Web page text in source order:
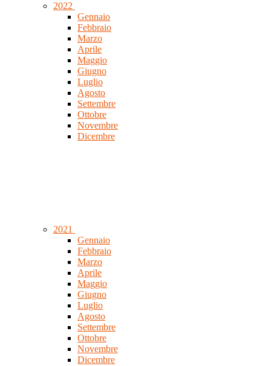
2022
Gennaio
Febbraio
Marzo
Aprile
Maggio
Giugno
Luglio
Agosto
Settembre
Ottobre
Novembre
Dicembre
2021
Gennaio
Febbraio
Marzo
Aprile
Maggio
Giugno
Luglio
Agosto
Settembre
Ottobre
Novembre
Dicembre